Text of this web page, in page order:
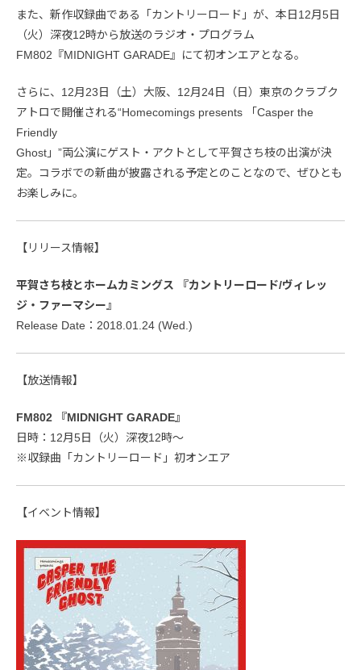
また、新作収録曲である「カントリーロード」が、本日12月5日
（火）深夜12時から放送のラジオ・プログラム
FM802『MIDNIGHT GARADE』にて初オンエアとなる。
さらに、12月23日（土）大阪、12月24日（日）東京のクラブク
アトロで開催される“Homecomings presents 「Casper the
Friendly
Ghost」”両公演にゲスト・アクトとして平賀さち枝の出演が決
定。コラボでの新曲が披露される予定とのことなので、ぜひとも
お楽しみに。
【リリース情報】
平賀さち枝とホームカミングス 『カントリーロード/ヴィレッ
ジ・ファーマシー』
Release Date：2018.01.24 (Wed.)
【放送情報】
FM802 『MIDNIGHT GARADE』
日時：12月5日（火）深夜12時〜
※収録曲「カントリーロード」初オンエア
【イベント情報】